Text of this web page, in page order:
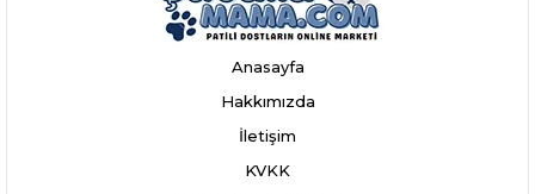
Anasayfa
Hakkımızda
İletişim
KVKK